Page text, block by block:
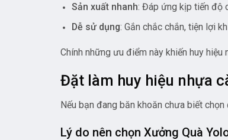
Sản xuất nhanh: Đáp ứng kịp tiến độ
Dễ sử dụng: Gắn chắc chắn, tiện lợi
Chính những ưu điểm này khiến huy
Đặt làm huy hiệu nhựa
Nếu bạn đang băn khoăn chưa biết chọn
Lý do nên chọn Xưởng Quà